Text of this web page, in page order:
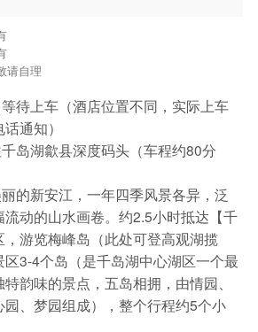
请自理
待上车（酒店位置不同，实际上车
通知）
岛湖歙县深度码头（车程约80分
的新安江，一年四季风景各异，泛
流动的山水画卷。约2.5小时抵达【千
，游览梅峰岛（此处可登高观湖揽
区3-4个岛（是千岛湖中心湖区一个最
韵味的景点，五岛相拥，由情园、
园、梦园组成），整个行程约5个小